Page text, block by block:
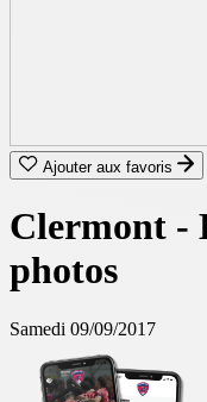
Ajouter aux favoris
Clermont -
photos
Samedi 09/09/2017